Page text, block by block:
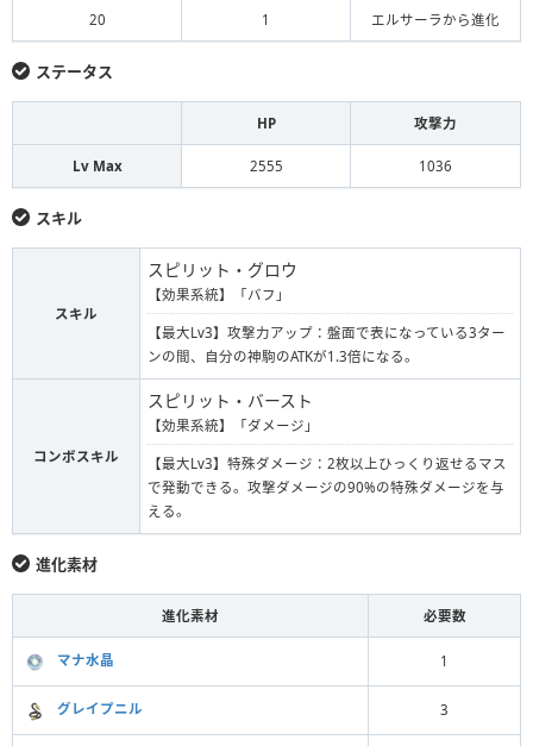
20 1 エルサーラから進化
ステータス
HP 攻撃力
Lv Max 2555 1036
スキル
スキル
スピリット・グロウ
【効果系統】「バフ」
【最大Lv3】攻撃力アップ：盤面で表になっている3ター
ンの間、自分の神駒のATKが1.3倍になる。
コンボスキル
スピリット・バースト
【効果系統】「ダメージ」
【最大Lv3】特殊ダメージ：2枚以上ひっくり返せるマス
で発動できる。攻撃ダメージの90%の特殊ダメージを与
える。
進化素材
進化素材 必要数
マナ水晶 1
グレイプニル 3